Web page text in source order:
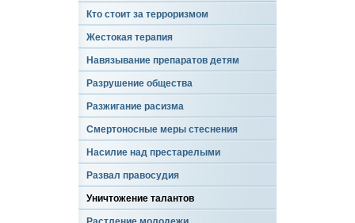
Кто стоит за терроризмом
Жестокая терапия
Навязывание препаратов детям
Разрушение общества
Разжигание расизма
Смертоносные меры стеснения
Насилие над престарелыми
Развал правосудия
Уничтожение талантов